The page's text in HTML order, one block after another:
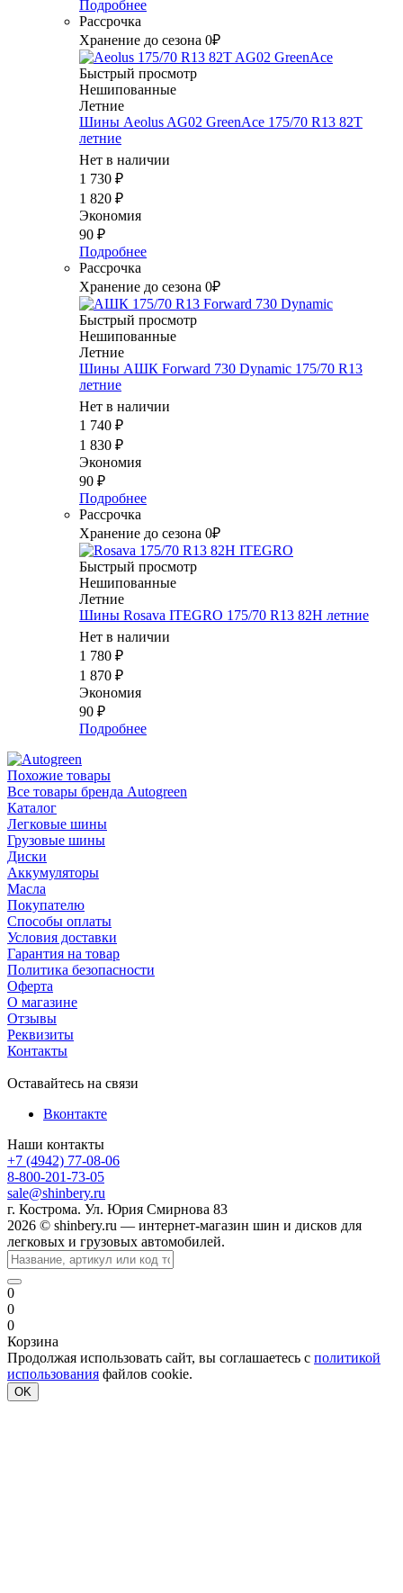
Подробнее
Рассрочка
Хранение до сезона 0₽
Быстрый просмотр
Нешипованные
Летние
Шины Aeolus AG02 GreenAce 175/70 R13 82T
летние
Нет в наличии
1 730 ₽
1 820 ₽
Экономия
90 ₽
Подробнее
Рассрочка
Хранение до сезона 0₽
Быстрый просмотр
Нешипованные
Летние
Шины АШК Forward 730 Dynamic 175/70 R13
летние
Нет в наличии
1 740 ₽
1 830 ₽
Экономия
90 ₽
Подробнее
Рассрочка
Хранение до сезона 0₽
Быстрый просмотр
Нешипованные
Летние
Шины Rosava ITEGRO 175/70 R13 82H летние
Нет в наличии
1 780 ₽
1 870 ₽
Экономия
90 ₽
Подробнее
Похожие товары
Все товары бренда Autogreen
Каталог
Легковые шины
Грузовые шины
Диски
Аккумуляторы
Масла
Покупателю
Способы оплаты
Условия доставки
Гарантия на товар
Политика безопасности
Оферта
О магазине
Отзывы
Реквизиты
Контакты
Оставайтесь на связи
Вконтакте
Наши контакты
+7 (4942) 77-08-06
8-800-201-73-05
sale@shinbery.ru
г. Кострома. Ул. Юрия Смирнова 83
2026 © shinbery.ru — интернет-магазин шин и дисков для
легковых и грузовых автомобилей.
0
0
0
Корзина
Продолжая использовать сайт, вы соглашаетесь с политикой
использования файлов cookie.
OK